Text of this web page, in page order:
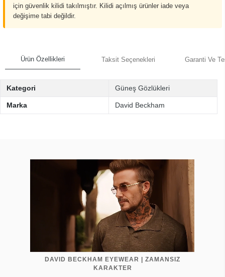
için güvenlik kilidi takılmıştır. Kilidi açılmış ürünler iade veya
değişime tabi değildir.
Ürün Özellikleri Taksit Seçenekleri Garanti Ve
Kategori Güneş Gözlükleri
Marka David Beckham
DAVID BECKHAM EYEWEAR | ZAMANSIZ
KARAKTER